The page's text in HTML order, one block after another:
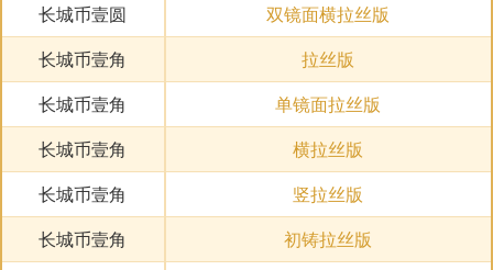
长城币壹圆
双镜面横拉丝版
长城币壹角
拉丝版
长城币壹角
单镜面拉丝版
长城币壹角
横拉丝版
长城币壹角
竖拉丝版
长城币壹角
初铸拉丝版